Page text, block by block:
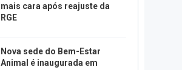
mais cara após reajuste da
RGE
Nova sede do Bem-Estar
Animal é inaugurada em